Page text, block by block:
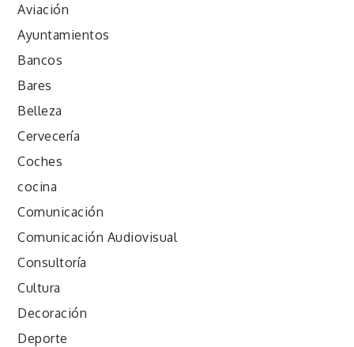
Aviación
Ayuntamientos
Bancos
Bares
Belleza
Cervecería
Coches
cocina
Comunicación
Comunicación Audiovisual
Consultoría
Cultura
Decoración
Deporte